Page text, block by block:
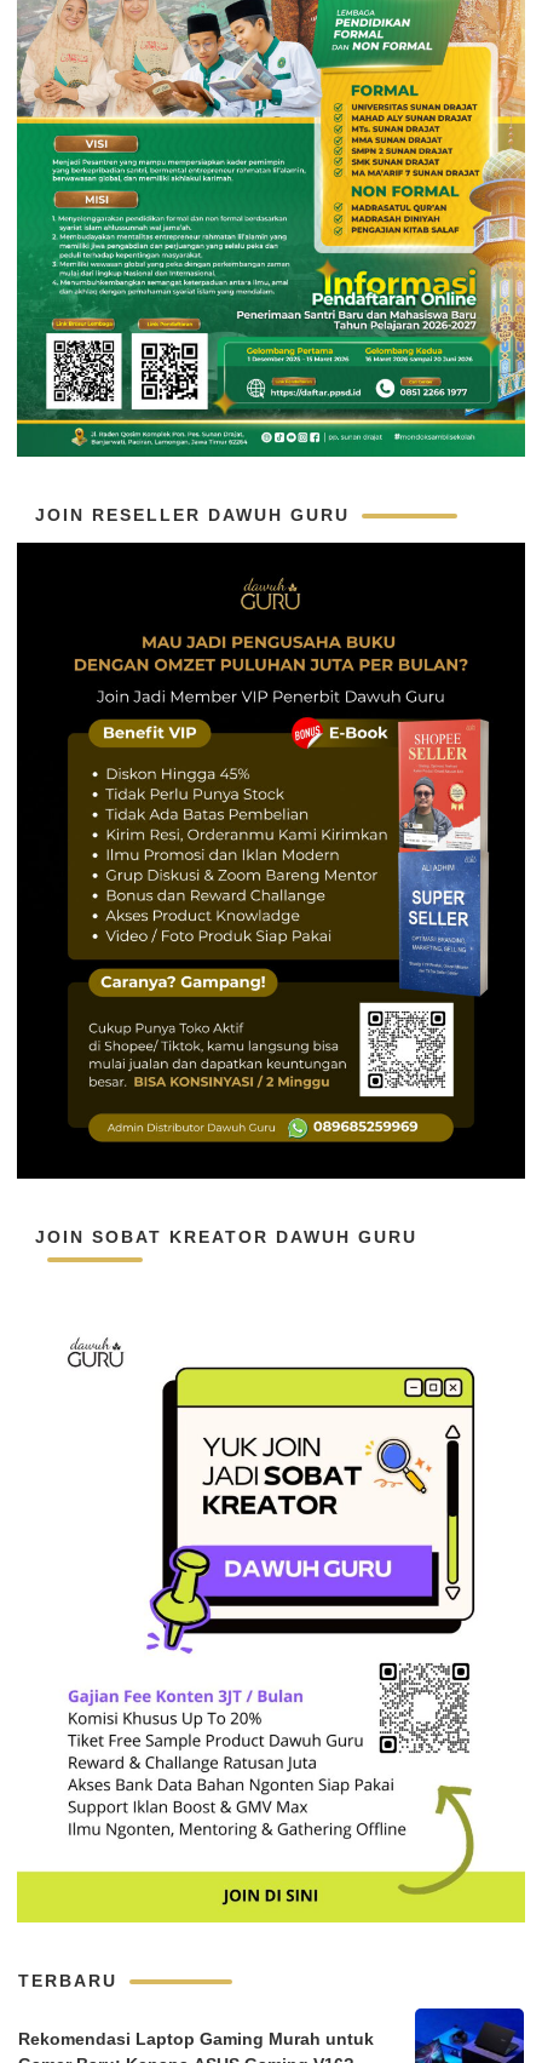
JOIN RESELLER DAWUH GURU
JOIN SOBAT KREATOR DAWUH GURU
TERBARU
Rekomendasi Laptop Gaming Murah untuk